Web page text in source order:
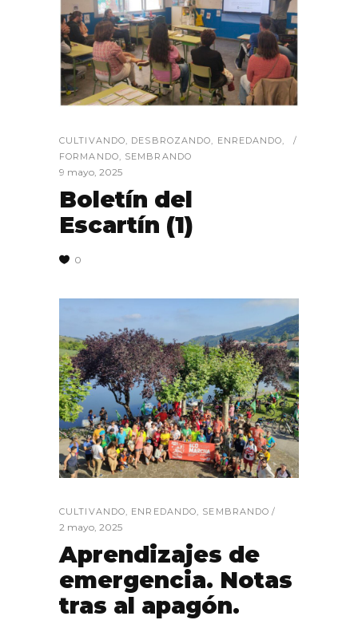
CULTIVANDO DESBROZANDO ENREDANDO
FORMANDO
SEMBRANDO
9 mayo, 2025
Boletín del
Escartín (1)
0
CULTIVANDO ENREDANDO SEMBRANDO
2 mayo, 2025
Aprendizajes de
emergencia. Notas
tras al apagón.